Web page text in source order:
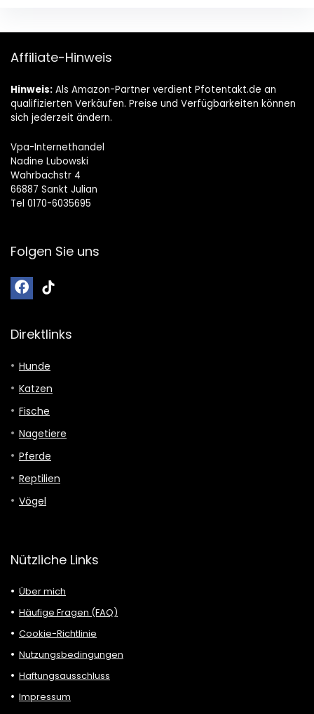
Affiliate-Hinweis
Hinweis: Als Amazon-Partner verdient Pfotentakt.de an
qualifizierten Verkäufen. Preise und Verfügbarkeiten können
sich jederzeit ändern.
Vpa-Internethandel
Nadine Lubowski
Wahrbachstr 4
66887 Sankt Julian
Tel 0170-6035695
Folgen Sie uns
Direktlinks
Hunde
Katzen
Fische
Nagetiere
Pferde
Reptilien
Vögel
Nützliche Links
Über mich
Häufige Fragen (FAQ)
Cookie-Richtlinie
Nutzungsbedingungen
Haftungsausschluss
Impressum